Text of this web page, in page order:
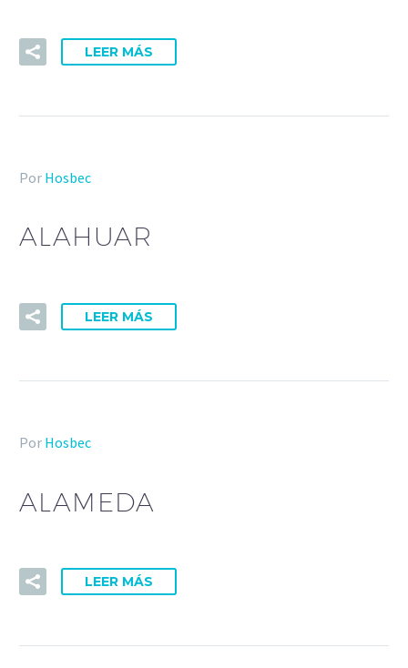
LEER MÁS
Por Hosbec
ALAHUAR
LEER MÁS
Por Hosbec
ALAMEDA
LEER MÁS